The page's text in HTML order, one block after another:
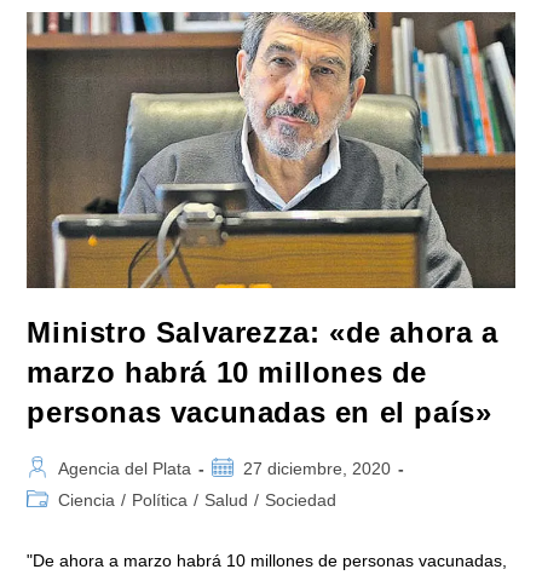
Presentados
Para
La
Convocatoria
‘Ciencia
Y
Tecnología
Contra
El
Hambre’»
Ministro Salvarezza: «de ahora a
marzo habrá 10 millones de
personas vacunadas en el país»
Autor
de
Agencia del Plata
Publicación
de
27 diciembre, 2020
Categoría
la
Ciencia / Política / Salud / Sociedad
"De ahora a marzo habrá 10 millones de personas vacunadas,